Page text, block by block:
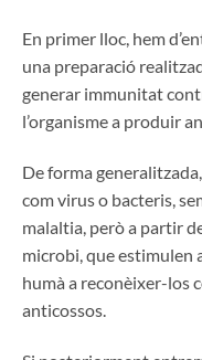
En primer lloc, hem
una preparació
generar immunitat
l’organisme a produir
De forma
com virus o bacteris,
malaltia, però a partir
microbi, que estimulen
humà a reconèixer-los
anticossos.